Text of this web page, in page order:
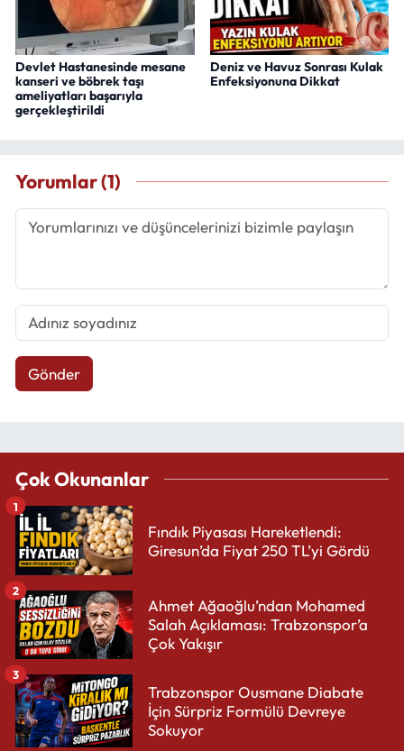
Devlet Hastanesinde mesane
kanseri ve böbrek taşı
ameliyatları başarıyla
gerçekleştirildi
Deniz ve Havuz Sonrası Kulak
Enfeksiyonuna Dikkat
Yorumlar (1)
Gönder
Çok Okunanlar
Fındık Piyasası Hareketlendi:
Giresun’da Fiyat 250 TL’yi Gördü
1
Ahmet Ağaoğlu’ndan Mohamed
Salah Açıklaması: Trabzonspor’a
Çok Yakışır
2
Trabzonspor Ousmane Diabate
İçin Sürpriz Formülü Devreye
Sokuyor
3